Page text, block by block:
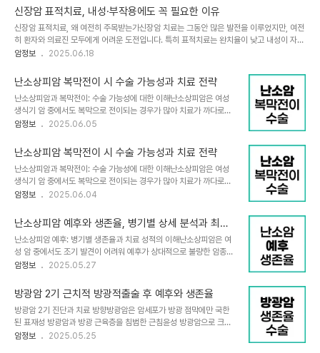
니다. 특히 재발 초기에는 환자가 특별한 증상을 느끼지 못하는 경우가
많아, 정기적인 추적 검진이 필수적입니다. 자궁암 재발은 환자에게 심
리적, 신체적으로 큰 부담을 주지만 조기 발견과 적절한 치료로 생존율
과 삶의 질을 높일 수 있습니다.재발 자궁암의 추적검사와 관리재발성
자궁암 환자는 1차 치료가 끝난 뒤 첫 3년 동안 3개월마다, 이후 2년
검진에는 영상검사, 조직검..
신장암 표적치료, 내성·부작용에도 꼭 필요한 이유
신장암 표적치료, 왜 여전히 주목받는가신장암 치료는 그동안 많은 발전을 이루었지만, 여전
히 환자와 의료진 모두에게 어려운 도전입니다. 특히 표적치료는 완치율이 낮고 내성이 자주
발생하며, 부작용도 적지 않다는 점에서 한계를 지니고 있습니다. 그럼에도 불구하고 신장암
과, 내성, 부작용, 그리고 실제 임상에서의 필요성까지 다양한 측면을 깊이 있게 분석합니다.
표적치료의 원리와 신장암 치료에서의 역할표적치료는 암세포의 특정 신호전달 경로나 분자
표적을 차단해 암의 성장을 억제하는 방식입니다. 기존의 세포독성 항암제와 달리 정상세포
에는 비교적 영향을 덜 주어, 이론적으로 부작용이 적은 것이 장점입니다. 신장암에서는 주
로 혈관생..
암정보 2025.06.18
난소상피암 복막전이 시 수술 가능성과 치료 전략
난소상피암과 복막전이: 수술 가능성에 대한 이해난소상피암은 여성
생식기 암 중에서도 복막으로 전이되는 경우가 많아 치료가 까다로운
암으로 알려져 있습니다. 일반적으로 암이 복막에 전이되면 완전한 절
이 있습니다. 난소암은 항암제 반응률이 비교적 높고, 복막 내 전이 병
변도 수술로 최대한 제거하는 종양감축술이 생존율 향상에 중요한 역
할을 하기 때문입니다.난소상피암 복막전이 시 수술의 중요성난소암
은 초기 발견이 어려워 3~4기 진행된 상태에서 진단되는 경우가 많으
며, 이때는 복막에 광범위한 전이가 동반됩니다. 그러나 난소암 치료의
종양감축술이라 부르며, 복막뿐 아니라 자궁, 양..
암정보 2025.06.05
난소상피암 복막전이 시 수술 가능성과 치료 전략
난소상피암과 복막전이: 수술 가능성에 대한 이해난소상피암은 여성
생식기 암 중에서도 복막으로 전이되는 경우가 많아 치료가 까다로운
암으로 알려져 있습니다. 일반적으로 암이 복막에 전이되면 완전한 절
이 있습니다. 난소암은 항암제 반응률이 비교적 높고, 복막 내 전이 병
변도 수술로 최대한 제거하는 종양감축술이 생존율 향상에 중요한 역
할을 하기 때문입니다.난소상피암 복막전이 시 수술의 중요성난소암
은 초기 발견이 어려워 3~4기 진행된 상태에서 진단되는 경우가 많으
며, 이때는 복막에 광범위한 전이가 동반됩니다. 그러나 난소암 치료의
종양감축술이라 부르며, 복막뿐 아니라 자궁, 양..
암정보 2025.06.04
난소상피암 예후와 생존율, 병기별 상세 분석과 최신
치료 동향
난소상피암 예후: 병기별 생존율과 치료 성적의 이해난소상피암은 여
성 암 중에서도 조기 발견이 어려워 예후가 상대적으로 불량한 암종입
니다. 난소암은 증상이 거의 없고, 초기에는 뚜렷한 징후가 없어 많은
생존율이 낮아지고 치료가 어려워지는 경향이 있습니다. 본 글에서는
난소상피암의 예후를 병기별로 구체적으로 살펴보고, 암세포의 특성,
최신 치료법과 그에 따른 생존율 향상에 대해 깊이 있게 다루겠습니
다.1. 난소상피암 예후의 핵심 요소병기에 따른 예후 차이난소상피암
의 예후는 무엇보다 병기에 크게 좌우됩니다. 병기는 암이 난소에 국한
암정보 2025.05.27
방광암 2기 근치적 방광적출술 후 예후와 생존율
방광암 2기 진단과 치료 방향방광암은 암세포가 방광 점막에만 국한
된 표재성 방광암과 방광 근육층을 침범한 근침윤성 방광암으로 크게
나뉩니다. 2기는 근육층까지 암이 침범한 상태로, 이 경우 표재성 암과
암정보 2025.05.25